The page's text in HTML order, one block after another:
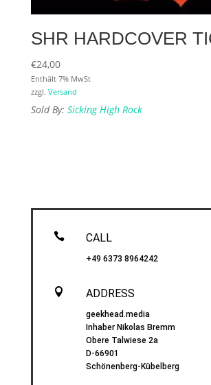
SHR HARDCOVER
€24,00
Enthält 7% MwSt
zzgl. Versand
Sold By: Sicking High Rock
 CALL
+49 6373 8964242
 ADDRESS
geekhead.media
Inhaber Nikolas Bremm
Obere Talwiese 2a
D-66901
Schönenberg-Kübelberg